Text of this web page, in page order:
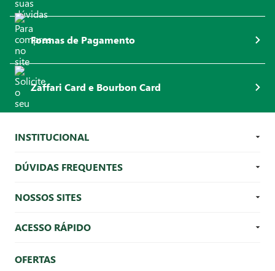
Formas de Pagamento
Zaffari Card e Bourbon Card
INSTITUCIONAL
DÚVIDAS FREQUENTES
NOSSOS SITES
ACESSO RÁPIDO
OFERTAS